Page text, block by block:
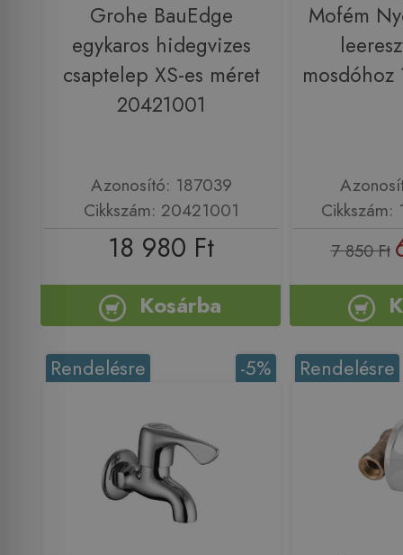
Grohe BauEdge
egykaros hidegvizes
csaptelep XS-es méret
20421001
Azonosító: 187039
Cikkszám: 20421001
18 980 Ft
Kosárba
Mofém
7 850 Ft
-5%
Rendelésre Rendelésre